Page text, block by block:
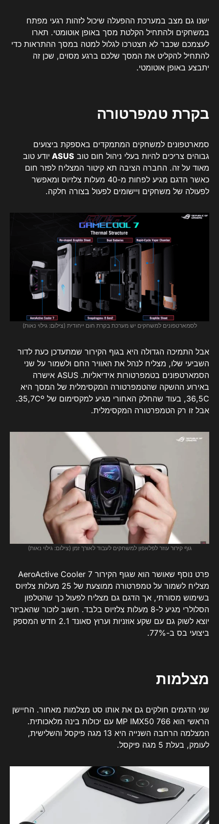
ישנו גם מצב במערכת ההפעלה שיכול לזהות רגעי מפתח
במשחקים ולהתחיל הקלטת מסך באופן אוטומטי. תארו
לעצמכם שכבר לא תצטרכו לגלול למטה במסך ההתראות כדי
להתחיל להקליט את המסך שלכם ברגע מסוים, שכן זה
יתבצע באופן אוטומטי.
בקרת טמפרטורה
סמארטפונים למשחקים המתמקדים באספקת ביצועים
גבוהים צריכים להיות בעלי ניהול חום טוב ASUS יודע טוב
מאוד על זה. החברה הציבה תא קיטור המצליח לפזר חום
כאשר הדגם מגיע לפחות מ-40 מעלות צלזיוס ומאפשר
לפעולה של משחקים ויישומים לפעול בצורה חלקה.
לסמארטפונים למשחקים יש מערכת בקרת חום ייחודית (צילום: גילוי נאות)
אבל התמיכה הגדולה היא בגוף הקירור שמתעדכן כעת לדור
השביעי שלו, מצליח לנהל את האוויר החם ולשמור על שני
הסמארטפונים בטמפרטורות אידיאליות. ASUS אישרה
באירוע ההשקה שהטמפרטורה המקסימלית של המסך היא
36,5C, בעוד שהחלק האחורי מגיע למקסימום של 35,7Cº.
אבל זו רק הטמפרטורה המקסימלית.
גוף קירור עוזר לפלאפון למשחקים לעבוד לאורך זמן (צילום: גילוי נאות)
פרט נוסף שאושר הוא שגוף הקירור AeroActive Cooler 7
מצליח לשמור על טמפרטורה ממוצעת של 25 מעלות צלזיוס
בשימוש מסורתי, אך הדגם גם מצליח לפעול כך שהטלפון
הסלולרי מגיע ל-8 מעלות צלזיוס בלבד. חשוב לזכור שהאביזר
יוצא לשוק גם עם שקע אוזניות וערוץ סאונד 2.1 חדש המספק
ביצועי בס ב-77%.
מצלמות
שני הדגמים חולקים גם את אותו סט מצלמות מאחור. החיישן
הראשי הוא 766 MP IMX50 עם יכולות בינה מלאכותית.
המצלמה הרחבה השנייה היא 13 מגה פיקסל והשלישית,
לעומק, בעלת 5 מגה פיקסל.